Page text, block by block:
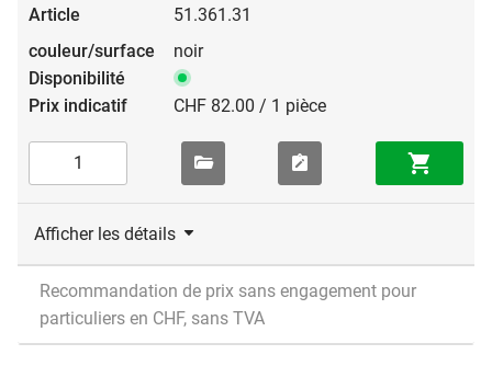
51.361.31
noir
CHF 82.00 / 1 pièce
Afficher les détails
Recommandation de prix sans engagement pour
particuliers en CHF, sans TVA